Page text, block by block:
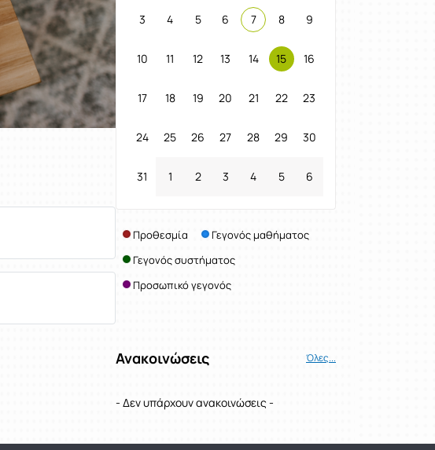
3 4 5 6 7 8 9
10 11 12 13 14 15 16
17 18 19 20 21 22 23
24 25 26 27 28 29 30
31 1 2 3 4 5 6
Προθεσμία
Γεγονός μαθήματος
Γεγονός συστήματος
Προσωπικό γεγονός
Ανακοινώσεις Όλες...
- Δεν υπάρχουν ανακοινώσεις -